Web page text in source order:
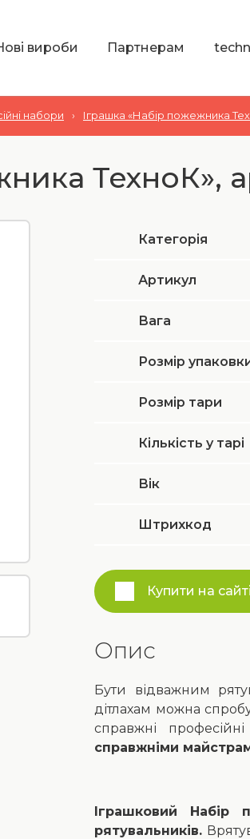
вироби Партнерам
набори › Іграшка «Набір пожежника
ТехноК»,
Категорія
Артикул
Вага
Розмір
Розмір тари
Кількість у тарі
Вік
Штрихкод
Купити на сайті
Опис
Бути відважним
дітлахам можна
справжні
справжніми
Іграшковий Набір
рятувальників.